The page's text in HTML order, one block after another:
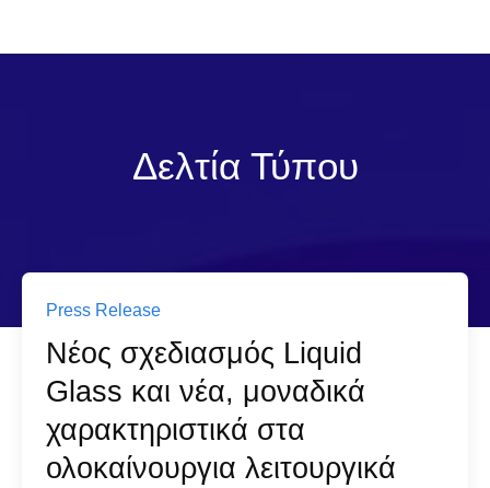
Δελτία Τύπου
Press Release
Nέος σχεδιασμός Liquid
Glass και νέα, μοναδικά
χαρακτηριστικά στα
ολοκαίνουργια λειτουργικά